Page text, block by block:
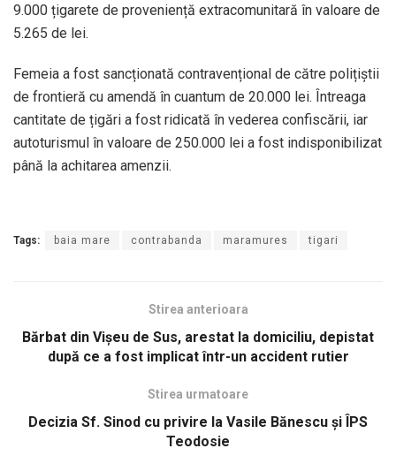
9.000 țigarete de proveniență extracomunitară în valoare de
5.265 de lei.
Femeia a fost sancționată contravențional de către polițiștii
de frontieră cu amendă în cuantum de 20.000 lei. Întreaga
cantitate de țigări a fost ridicată în vederea confiscării, iar
autoturismul în valoare de 250.000 lei a fost indisponibilizat
până la achitarea amenzii.
Tags: baia mare contrabanda maramures tigari
Stirea anterioara
Bărbat din Vişeu de Sus, arestat la domiciliu, depistat
după ce a fost implicat într-un accident rutier
Stirea urmatoare
Decizia Sf. Sinod cu privire la Vasile Bănescu și ÎPS
Teodosie